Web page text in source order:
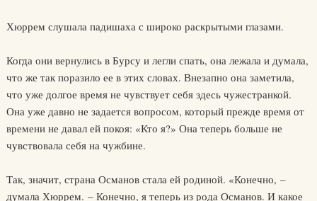
Хюррем слушала падишаха с широко раскрытыми глазами.
Когда они вернулись в Бурсу и легли спать, она лежала и думала,
что же так поразило ее в этих словах. Внезапно она заметила,
что уже долгое время не чувствует себя здесь чужестранкой.
Она уже давно не задается вопросом, который прежде время от
времени не давал ей покоя: «Кто я?» Она теперь больше не
чувствовала себя на чужбине.
Так, значит, страна Османов стала ей родиной. «Конечно, –
думала Хюррем. – Конечно, я теперь из рода Османов. И какое